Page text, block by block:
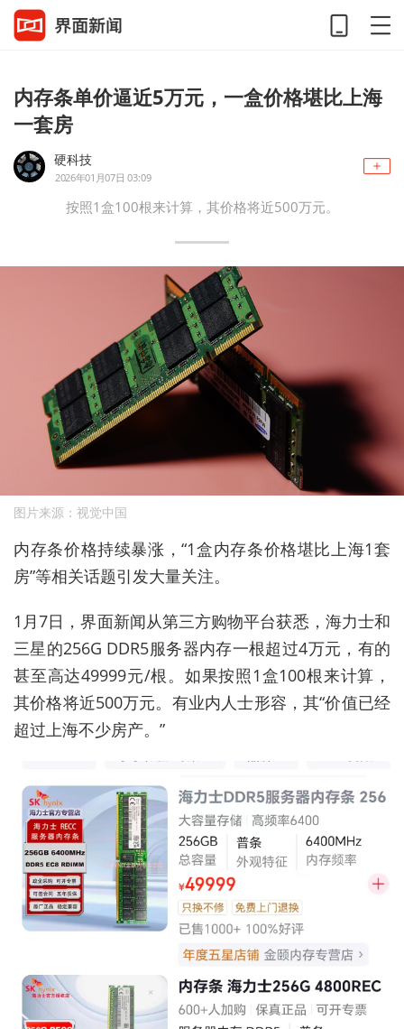
内存条单价逼近5万元，一盒价格堪比上海
一套房
硬科技
2026年01月07日 03:09
按照1盒100根来计算，其价格将近500万元。
图片来源：视觉中国
内存条价格持续暴涨，“1盒内存条价格堪比上海1套
房”等相关话题引发大量关注。
1月7日，界面新闻从第三方购物平台获悉，海力士和
三星的256G DDR5服务器内存一根超过4万元，有的
甚至高达49999元/根。如果按照1盒100根来计算，
其价格将近500万元。有业内人士形容，其“价值已经
超过上海不少房产。”